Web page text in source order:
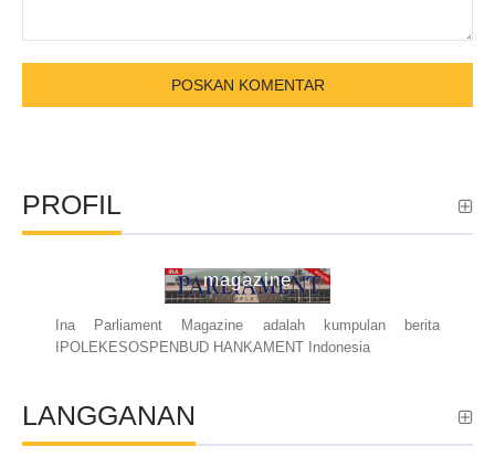
PROFIL
magazine
Ina Parliament Magazine adalah kumpulan berita
IPOLEKESOSPENBUD HANKAMENT Indonesia
LANGGANAN